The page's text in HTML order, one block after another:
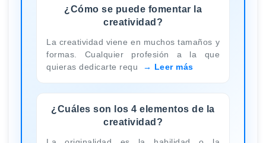
¿Cómo se puede fomentar la
creatividad?
La creatividad viene en muchos tamaños y
formas. Cualquier profesión a la que
quieras dedicarte requ
Leer más
¿Cuáles son los 4 elementos de la
creatividad?